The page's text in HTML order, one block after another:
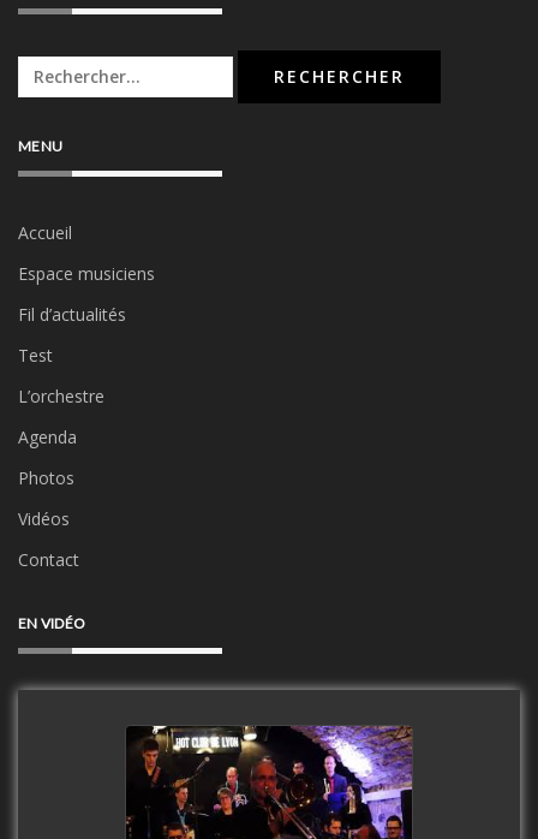
Rechercher :
MENU
Accueil
Espace musiciens
Fil d’actualités
Test
L’orchestre
Agenda
Photos
Vidéos
Contact
EN VIDÉO
Clip Only Big Band 2019
watch video